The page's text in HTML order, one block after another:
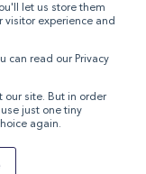
let us store them
visitor experience and
can read our Privacy
our site. But in order
just one tiny
again.
services
moderne
reserved.